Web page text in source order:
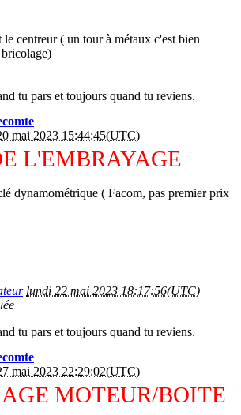
centreur ( un tour à métaux c'est bien
tu pars et toujours quand tu reviens.
mai 2023 15:44:45(UTC)
L'EMBRAYAGE
dynamométrique ( Facom, pas premier prix
lundi 22 mai 2023 18:17:56(UTC)
tu pars et toujours quand tu reviens.
mai 2023 22:29:02(UTC)
MOTEUR/BOITE